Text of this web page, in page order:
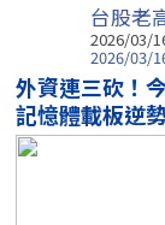
台股老
2026/03/
2026/03/
外資連三砍！
記憶體載板逆